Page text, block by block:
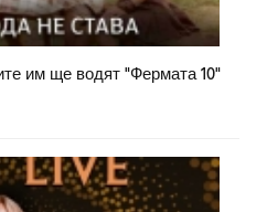
им ще водят "Фермата 10"